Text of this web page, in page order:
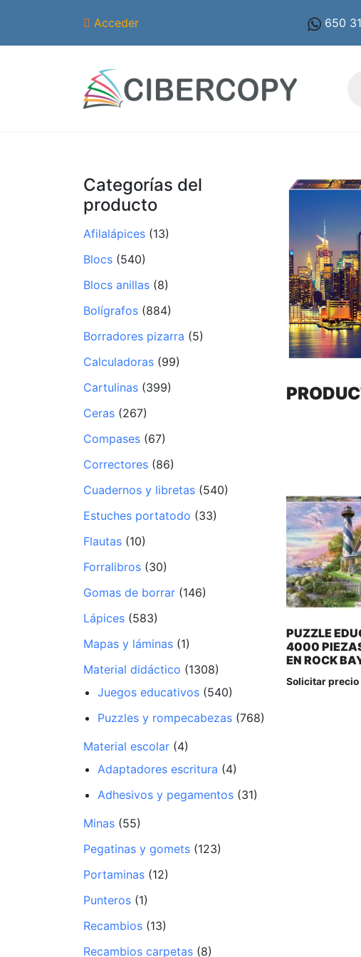
Acceder 650
Categorías del
producto
Afilalápices (13)
Blocs (540)
Blocs anillas (8)
Bolígrafos (884)
Borradores pizarra (5)
Calculadoras (99)
Cartulinas (399)
Ceras (267)
Compases (67)
Correctores (86)
Cuadernos y libretas (540)
Estuches portatodo (33)
Flautas (10)
Forralibros (30)
Gomas de borrar (146)
Lápices (583)
Mapas y láminas (1)
Material didáctico (1308)
Juegos educativos (540)
Puzzles y rompecabezas (768)
Material escolar (4)
Adaptadores escritura (4)
Adhesivos y pegamentos (31)
Minas (55)
Pegatinas y gomets (123)
Portaminas (12)
Punteros (1)
Recambios (13)
Recambios carpetas (8)
PUZZLE
4000
EN ROCK
Solicitar precio